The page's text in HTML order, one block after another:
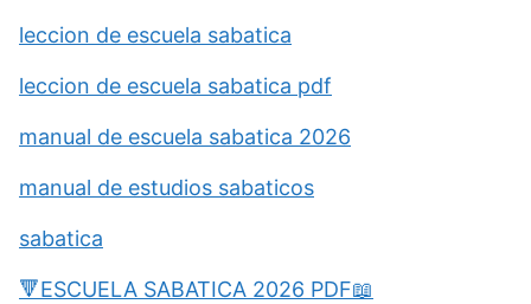
leccion de escuela sabatica
leccion de escuela sabatica pdf
manual de escuela sabatica 2026
manual de estudios sabaticos
sabatica
🔻ESCUELA SABATICA 2026 PDF📖